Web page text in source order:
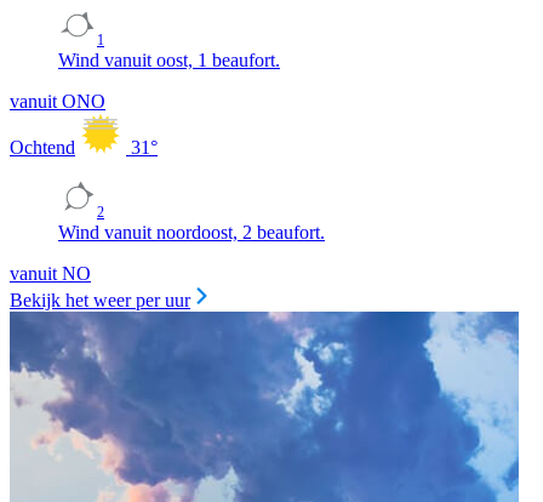
1
Wind vanuit oost, 1 beaufort.
vanuit ONO
Ochtend 31°
2
Wind vanuit noordoost, 2 beaufort.
vanuit NO
Bekijk het weer per uur